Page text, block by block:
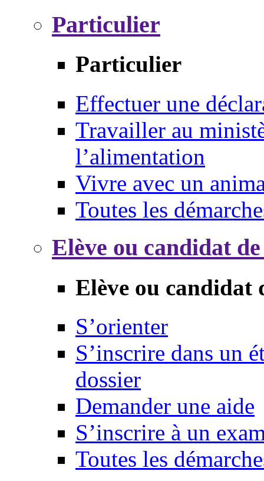
Particulier
Particulier
Effectuer une
Travailler au
l’alimentation
Vivre avec un
Toutes les
Elève ou candidat
Elève ou candidat
S’orienter
S’inscrire dans un
dossier
Demander une aide
S’inscrire à un
Toutes les